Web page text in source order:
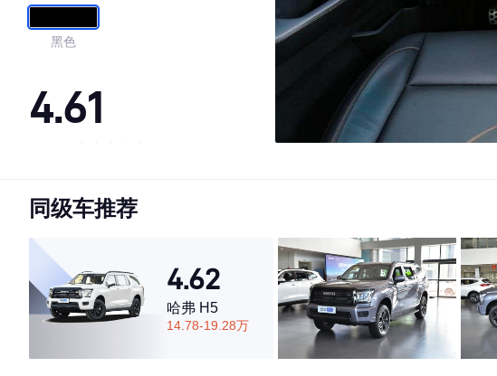
黑色
4.61
·内饰表现一般，低于56%同级车
·空间表现一般，低于68%同级车
同级车推荐
4.62
哈弗 H5
14.78-19.28万